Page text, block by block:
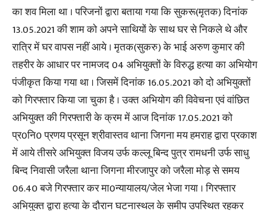
का शव मिला था । परिजनों द्वारा बताया गया कि सुकरू(मृतक) दिनांक
13.05.2021 की शाम को अपने साथियों के साथ घर से निकले थे और
रात्रि में घर वापस नहीं आये । मृतक(सुकरु) के भाई अरुण कुमार की
तहरीर के आधार पर नामजद 04 अभियुक्तों के विरुद्ध हत्या का अभियोग
पंजीकृत किया गया था । जिसमें दिनांक 16.05.2021 को दो अभियुक्तों
को गिरफ्तार किया जा चुका है । उक्त अभियोग की विवेचना एवं वांछित
अभियुक्त की गिरफ्तारी के क्रम में आज दिनांक 17.05.2021 को
प्र0नि0 प्रणय प्रसून श्रीवास्तव थाना जिगना मय हमराह द्वारा प्रकाश
में आये तीसरे अभियुक्त विजय उर्फ कल्लू बिन्द पुत्र रामधनी उर्फ साधु
बिन्द निवासी जरैला थाना जिगना मीरजापुर को जरैला मोड़ से समय
06.40 बजे गिरफ्तार कर मा0न्यायालय/जेल भेजा गया । गिरफ्तार
अभियुक्त द्वारा हत्या के दौरान घटनास्थल के समीप उपस्थित रहकर